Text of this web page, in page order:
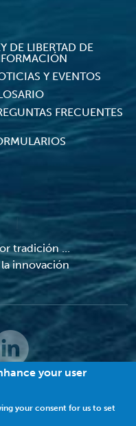
DE LIBERTAD DE
Y EVENTOS
FRECUENTES
tradición ...
innovación
|
your user
your consent for us to set